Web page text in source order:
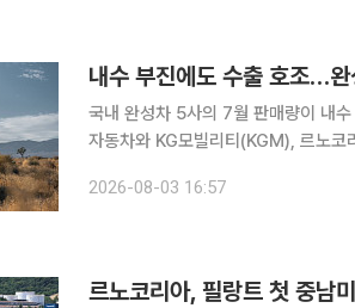
내수 부진에도 수출 호조…
국내 완성차 5사의 7월 판매량이 내
자동차와 KG모빌리티(KGM), 르노
한국지엠·르노코리아의 지난달 종합
2026-08-03 16:57
르노코리아, 필랑트 첫 중남